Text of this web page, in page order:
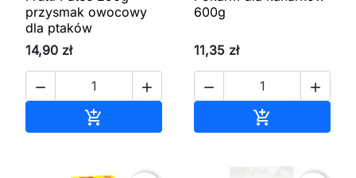
przysmak owocowy
dla ptaków
14,90 zł
 

600g
11,35 zł
 
